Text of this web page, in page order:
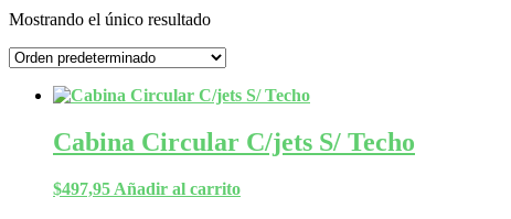
Mostrando el único resultado
Cabina Circular C/jets S/ Techo
$497,95 Añadir al carrito